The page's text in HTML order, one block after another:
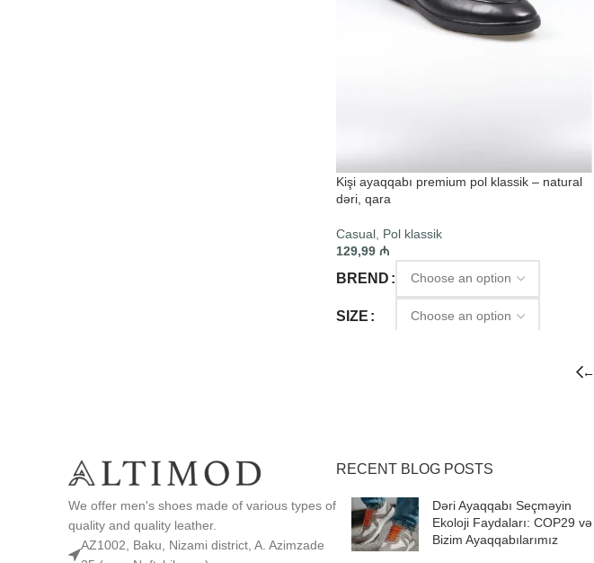
Kişi ayaqqabı premium pol klassik – natural
dəri, qara
Casual Pol klassik
129,99 ₼
BREND
SIZE
←
We offer men's shoes made of various types of
quality and quality leather.
AZ1002, Baku, Nizami district, A. Azimzade
RECENT BLOG POSTS
Dəri Ayaqqabı Seçməyin
Ekoloji Faydaları: COP29 və
Bizim Ayaqqabılarımız